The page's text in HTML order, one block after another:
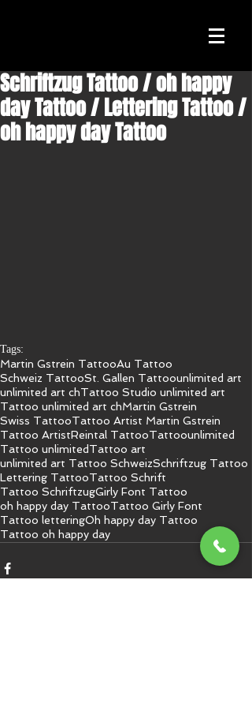
Schriftzug Tattoo / oh happy
day Tattoo / Lettering Tattoo /
oh happy day Tattoo
Tags:
Martin Gstrein TattooAu Tattoo
Schweiz TattooSt. Gallen Tattoounlimited art
unlimited art chTattoo Studio unlimited art
Tattoo unlimited art chMartin Gstrein
Swiss TattooTattoo Artist Martin Gstrein
Tattoo ArtistReintal TattooTattoounlimited
Tattoo unlimitedTattoo art
unlimited art Tattoo SchweizSchriftzug Tattoo
Lettering TattooTattoo Schrift
Tattoo SchriftzugGirly Font Tattoo
oh happy day TattooTattoo Girly Font
Tattoo letteringOh happy day Tattoo
Tattoo oh happy day